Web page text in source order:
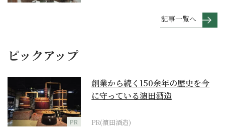
記事一覧へ
ピックアップ
PR
創業から続く150余年の歴史を今
に守っている濵田酒造
PR(濵田酒造)